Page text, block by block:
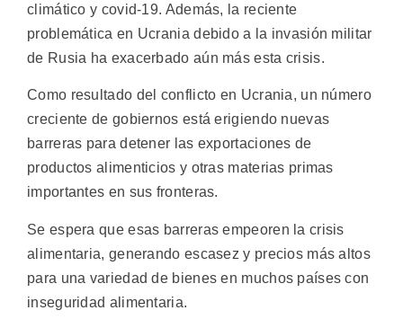
climático y covid-19. Además, la reciente
problemática en Ucrania debido a la invasión militar
de Rusia ha exacerbado aún más esta crisis.
Como resultado del conflicto en Ucrania, un número
creciente de gobiernos está erigiendo nuevas
barreras para detener las exportaciones de
productos alimenticios y otras materias primas
importantes en sus fronteras.
Se espera que esas barreras empeoren la crisis
alimentaria, generando escasez y precios más altos
para una variedad de bienes en muchos países con
inseguridad alimentaria.